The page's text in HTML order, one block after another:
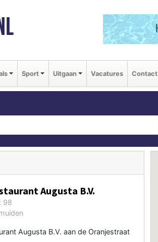
Sport Uitgaan Vacatures Contact
Augusta B.V.
98
Augusta B.V. aan de Oranjestraat